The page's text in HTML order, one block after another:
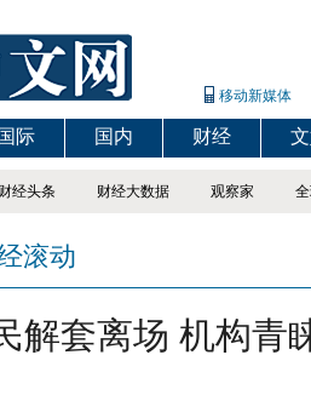
移动新媒体
国际 国内 财经
财经头条 财经大数据 观察家
滚动
解套离场 机构青